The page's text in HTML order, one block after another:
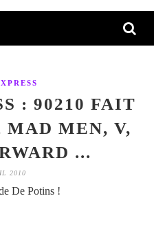
: 90210 FAIT
MAD MEN, V,
...
2010
De Potins !